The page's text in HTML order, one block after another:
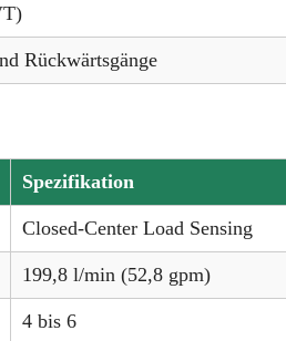
Rückwärtsgänge
Spezifikation
Closed-Center Load Sensing
199,8 l/min (52,8 gpm)
4 bis 6